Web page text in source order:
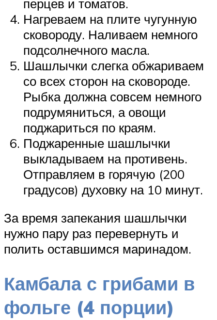
перцев и томатов.
Нагреваем на плите чугунную
сковороду. Наливаем немного
подсолнечного масла.
Шашлычки слегка обжариваем
со всех сторон на сковороде.
Рыбка должна совсем немного
подрумяниться, а овощи
поджариться по краям.
Поджаренные шашлычки
выкладываем на противень.
Отправляем в горячую (200
градусов) духовку на 10 минут.
За время запекания шашлычки
нужно пару раз перевернуть и
полить оставшимся маринадом.
Камбала с грибами в
фольге (4 порции)